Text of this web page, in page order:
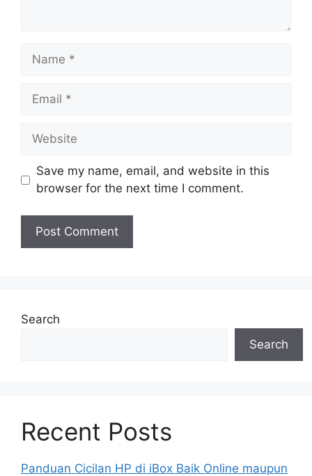
Name
Email
Website
Save my name, email, and website in this
browser for the next time I comment.
Search
Search
Recent Posts
Panduan Cicilan HP di iBox Baik Online maupun